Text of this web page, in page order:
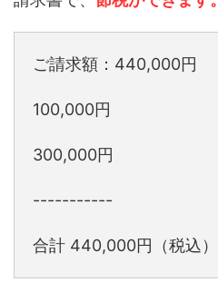
ご請求額：440,000円
100,000円
300,000円
-----------
合計 440,000円（税込）